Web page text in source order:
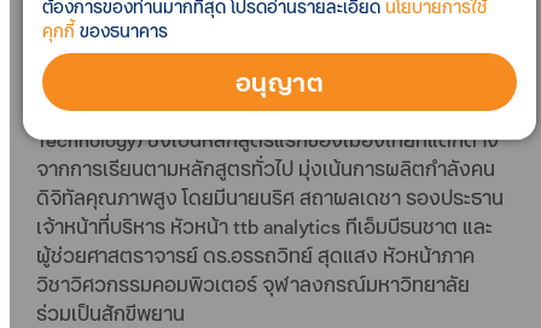
อุตสาหกรรมที่จะช่วยแก้ปัญหาการขาดแคลนบุคลากรทาง
ด้านคอมพิวเตอร์ในปัจจุบันภายใต้หลักสูตรวิศวกรรม
ศาสตรบัณฑิต สาขาวิชาวิศวกรรมคอมพิวเตอร์และ
เทคโนโลยีดิจิทัล(CEDT-Computer Engineering & Digital
Technology) ซึ่งเป็นหลักสูตรแรกของเมืองไทยที่แตกต่าง
จากการเรียนตามหลักสูตรทั่วไป มุ่งเน้นการผลิตกำลังคน
ดิจิทัลคุณภาพสูง โดยมีนายนริศ สถาผลเดชา รองประธาน
เจ้าหน้าที่บริหาร หัวหน้า ttb analytics ทีเอ็มบีธนชาต และ
ผู้ช่วยศาสตราจารย์ ดร.อรรถวิทย์ สุดแสง หัวหน้าภาค
วิชาวิศวกรรมคอมพิวเตอร์ จุฬาลงกรณ์มหาวิทยาลัย
ร่วมเป็นสักขีพยาน
ต้องการของท่านมากที่สุด โปรดอ่านรายละเอียด นโยบายการใช้
คุกกี้ของธนาคาร
อนุญาต